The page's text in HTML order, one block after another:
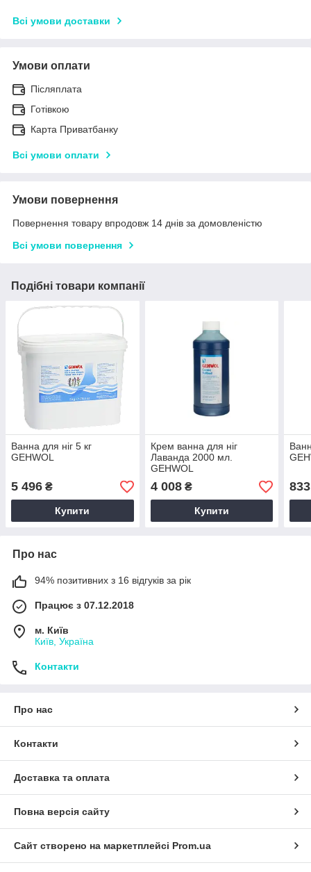
Всі умови доставки
Умови оплати
Післяплата
Готівкою
Карта Приватбанку
Всі умови оплати
Умови повернення
Повернення товару впродовж 14 днів за домовленістю
Всі умови повернення
Подібні товари компанії
Ванна для ніг 5 кг
GEHWOL
5 496 ₴
Купити
Крем ванна для ніг
Лаванда 2000 мл.
GEHWOL
4 008₴
Купити
833
Про нас
94% позитивних з 16 відгуків за рік
Працює з 07.12.2018
м. Київ
Київ, Україна
Контакти
Про нас
Контакти
Доставка та оплата
Повна версія сайту
Сайт створено на маркетплейсі Prom.ua